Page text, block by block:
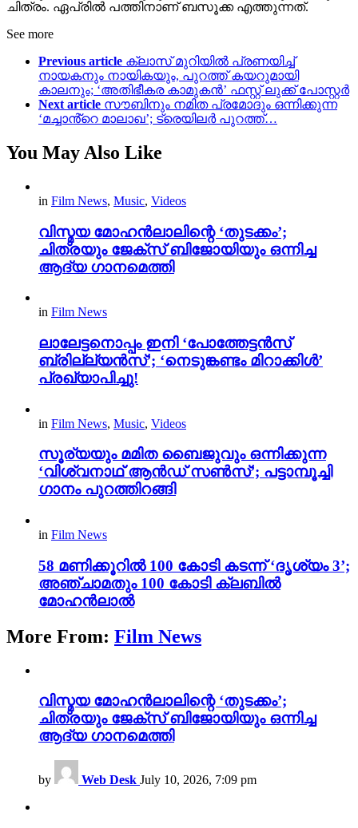
ചിത്രം. ഏപ്രിൽ പത്തിനാണ് ബസൂക്ക എത്തുന്നത്.
See more
Previous article ക്ലാസ് മുറിയിൽ പ്രണയിച്ച്
നായകനും നായികയും, പുറത്ത് കയറുമായി
കാലനും; ‘അതിഭീകര കാമുകൻ’ ഫസ്റ്റ് ലുക്ക് പോസ്റ്റർ
Next article സൗബിനും നമിത പ്രമോദും ഒന്നിക്കുന്ന
‘മച്ചാൻ്റെ മാലാഖ’; ട്രെയിലർ പുറത്ത്…
You May Also Like
in Film News, Music, Videos
വിസ്മയ മോഹൻലാലിന്റെ ‘തുടക്കം’;
ചിത്രയും ജേക്സ് ബിജോയിയും ഒന്നിച്ച
ആദ്യ ഗാനമെത്തി
in Film News
ലാലേട്ടനൊപ്പം ഇനി ‘പോത്തേട്ടൻസ്
ബ്രില്ല്യൻസ്’; ‘നെടുങ്കണ്ടം മിറാക്കിൾ’
പ്രഖ്യാപിച്ചു!
in Film News, Music, Videos
സൂര്യയും മമിത ബൈജുവും ഒന്നിക്കുന്ന
‘വിശ്വനാഥ് ആൻഡ് സൺസ്’; പട്ടാമ്പൂച്ചി
ഗാനം പുറത്തിറങ്ങി
in Film News
58 മണിക്കൂറിൽ 100 കോടി കടന്ന് ‘ദൃശ്യം 3’;
അഞ്ചാമതും 100 കോടി ക്ലബിൽ
മോഹൻലാൽ
More From: Film News
വിസ്മയ മോഹൻലാലിന്റെ ‘തുടക്കം’;
ചിത്രയും ജേക്സ് ബിജോയിയും ഒന്നിച്ച
ആദ്യ ഗാനമെത്തി
by Web Desk July 10, 2026, 7:09 pm